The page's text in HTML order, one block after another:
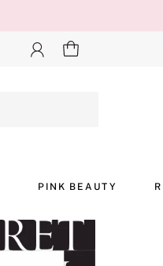
PINK BEAUTY